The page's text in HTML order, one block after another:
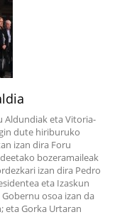
Aldundiak eta Vitoria-
dute hiriburuko
izan dira Foru
bozeramaileak
izan dira Pedro
eta Izaskun
osoa izan da
eta Gorka Urtaran